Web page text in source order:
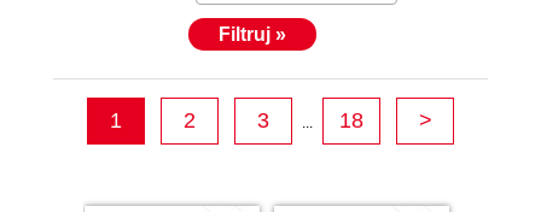
Filtruj »
1 2 3 ... 18 >